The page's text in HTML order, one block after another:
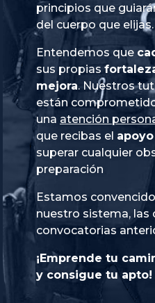
principios que
del cuerpo que elijas.
Entendemos que
sus propias
mejora. Nuestros
están
una atención
que recibas el
superar cualquier
preparación
Estamos
nuestro sistema, las
convocatorias
¡Emprende tu
y consigue tu apto!